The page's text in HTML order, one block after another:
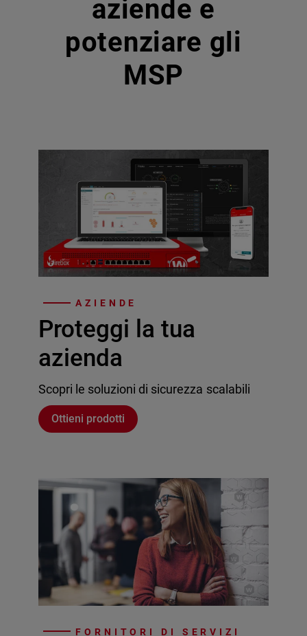
aziende e
potenziare gli
MSP
AZIENDE
Proteggi la tua
azienda
Scopri le soluzioni di sicurezza scalabili
Ottieni prodotti
FORNITORI DI SERVIZI